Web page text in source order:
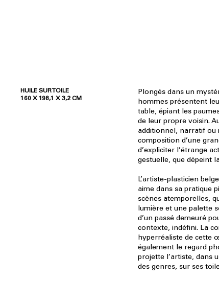
HUILE SUR TOILE
160 X 198,1 X 3,2 CM
Plongés dans un
hommes présentent
table, épiant les
de leur propre voisin.
additionnel, narratif ou
composition d’une
d’expliciter l’étrange
gestuelle, que dépeint
L’artiste-plasticien belge
aime dans sa pratique
scènes atemporelles,
lumière et une palette
d’un passé demeuré
contexte, indéfini. La
hyperréaliste de cette
également le regard
projette l’artiste, dans
des genres, sur ses